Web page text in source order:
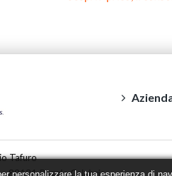
Tafuro
- 89131 Reggio Calabria